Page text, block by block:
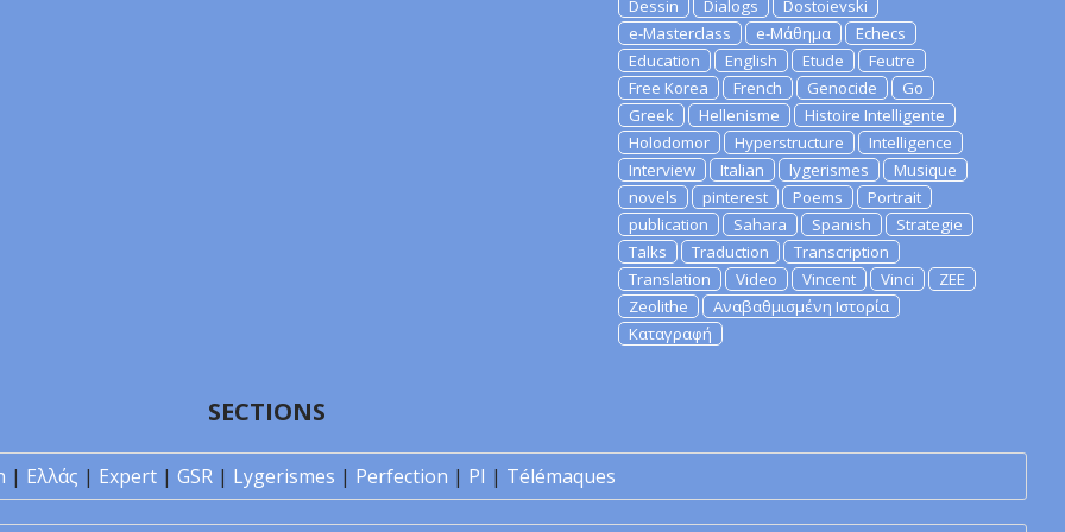
Dessin
Dialogs
Dostoievski
e-Masterclass
e-Μάθημα
Echecs
Education
English Etude
Feutre
Free Korea
French Genocide
Go
Greek
Hellenisme
Histoire Intelligente
Holodomor
Hyperstructure
Intelligence
Interview
Italian lygerismes
Musique
novels
pinterest Poems
Portrait
publication
Sahara Spanish
Strategie
Talks
Traduction
Transcription
Translation
Video Vincent Vinci
ZEE
Zeolithe
Αναβαθμισμένη Ιστορία
Καταγραφή
SECTIONS
| Ελλάς | Expert | GSR | Lygerismes | Perfection | PI | Télémaques